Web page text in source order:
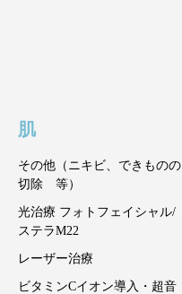
肌
その他（ニキビ、できものの
切除 等）
光治療 フォトフェイシャル/
ステラM22
レーザー治療
ビタミンCイオン導入・超音